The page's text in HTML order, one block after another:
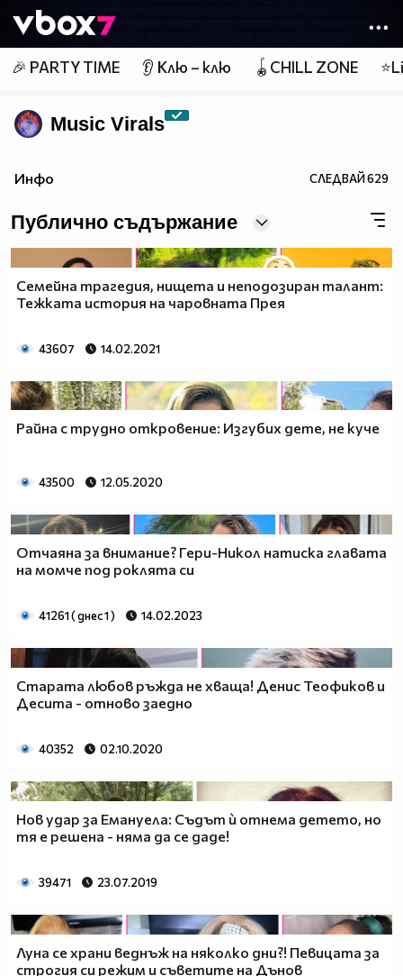
👾
🎉 PARTY TIME 👂 Клю – клю 🪀CHILL ZONE
Music Virals
Инфо СЛЕДВАЙ629
Публично съдържание
Семейна трагедия, нищета и неподозиран талант:
Тежката история на чаровната Прея
43607 14.02.2021
Райна с трудно откровение: Изгубих дете, не куче
43500 12.05.2020
Отчаяна за внимание? Гери-Никол натиска главата
на момче под роклята си
41261 ( днес 1 ) 14.02.2023
Старата любов ръжда не хваща! Денис Теофиков и
Десита - отново заедно
40352 02.10.2020
Нов удар за Емануела: Съдът ѝ отнема детето, но
тя е решена - няма да се даде!
39471 23.07.2019
Луна се храни веднъж на няколко дни?! Певицата за
строгия си режим и съветите на Дънов